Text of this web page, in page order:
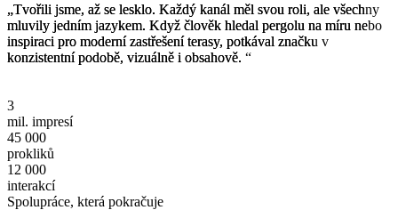
„Tvořili jsme, až se lesklo. Každý kanál měl svou roli, ale všechny
mluvily jedním jazykem. Když člověk hledal pergolu na míru nebo
inspiraci pro moderní zastřešení terasy, potkával značku v
konzistentní podobě, vizuálně i obsahově. “
„Tvořili jsme, až se lesklo. Každý kanál měl svou roli, ale všechny
mluvily jedním jazykem. Když člověk hledal pergolu na míru nebo
inspiraci pro moderní zastřešení terasy, potkával značku v
konzistentní podobě, vizuálně i obsahově. “
3
mil. impresí
45 000
prokliků
12 000
interakcí
Spolupráce, která pokračuje